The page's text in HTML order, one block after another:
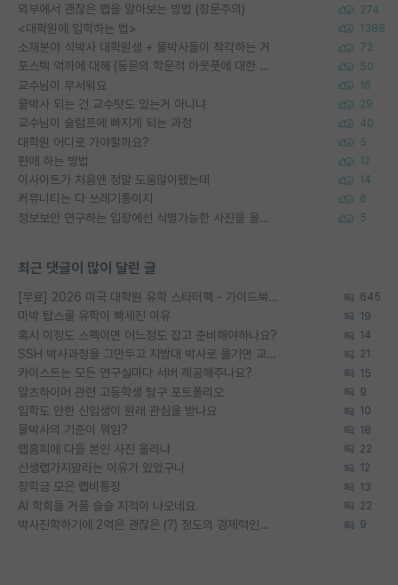
외부에서 괜찮은 랩을 알아보는 방법 (장문주의) 274
<대학원에 입학하는 법> 1388
소재분야 석박사 대학원생 + 물박사들이 착각하는 거 72
포스텍 억까에 대해 (동문의 학문적 아웃풋에 대한 반박) 50
교수님이 무서워요 16
물박사 되는 건 교수탓도 있는거 아니냐 29
교수님이 슬럼프에 빠지게 되는 과정 40
대학원 어디로 가야할까요? 5
편애 하는 방법 12
이사이트가 처음엔 정말 도움많이됐는데 14
커뮤니티는 다 쓰레기통이지 6
정보보안 연구하는 입장에선 식별가능한 사진을 올리는건 비추이긴함 5
최근 댓글이 많이 달린 글
[무료] 2026 미국 대학원 유학 스타터팩 - 가이드북 & 합격자 컨택메일 템플릿 645
미박 탑스쿨 유학이 빡세진 이유 19
혹시 이정도 스펙이면 어느정도 잡고 준비해야하나요? 14
SSH 박사과정을 그만두고 지방대 박사로 옮기면 교수의 꿈은 끝일까요? 21
카이스트는 모든 연구실마다 서버 제공해주나요? 15
알츠하이머 관련 고등학생 탐구 포트폴리오 9
입학도 안한 신입생이 원래 관심을 받나요 10
물박사의 기준이 뭐임? 18
랩홈피에 다들 본인 사진 올리냐 22
신생랩가지말라는 이유가 있었구나 12
장학금 모은 랩비통장 13
AI 학회들 거품 슬슬 지적이 나오네요 22
박사진학하기에 2억은 괜찮은 (?) 정도의 경제력인가요 9